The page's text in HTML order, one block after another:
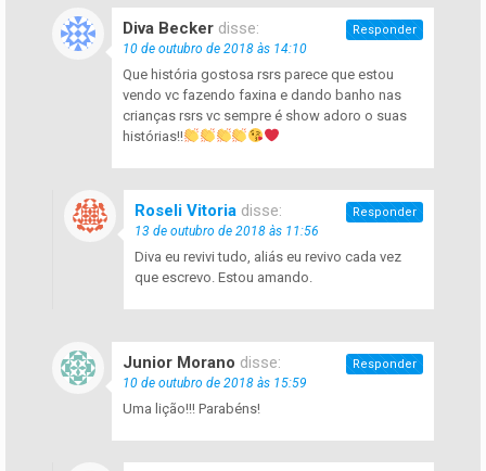
Diva Becker disse:
10 de outubro de 2018 às 14:10
Que história gostosa rsrs parece que estou
vendo vc fazendo faxina e dando banho nas
crianças rsrs vc sempre é show adoro o suas
histórias!!
Responder
Roseli Vitoria disse:
13 de outubro de 2018 às 11:56
Diva eu revivi tudo, aliás eu revivo cada vez
que escrevo. Estou amando.
Responder
Junior Morano disse:
10 de outubro de 2018 às 15:59
Uma lição!!! Parabéns!
Responder